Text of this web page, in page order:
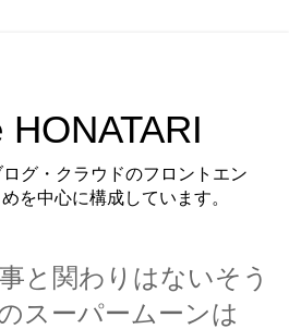
グ・クラウドのフロントエン
を中心に構成しています。
と関わりはないそう
スーパームーンは